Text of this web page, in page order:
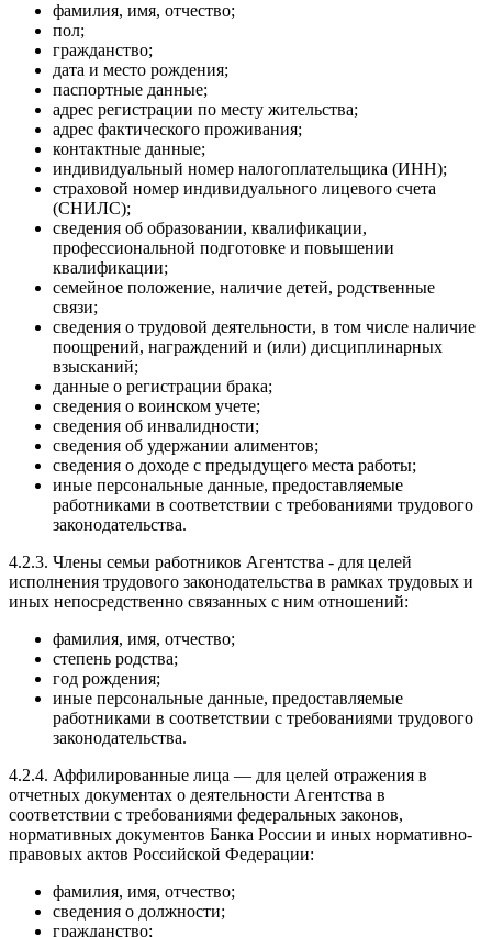
фамилия, имя, отчество;
пол;
гражданство;
дата и место рождения;
паспортные данные;
адрес регистрации по месту жительства;
адрес фактического проживания;
контактные данные;
индивидуальный номер налогоплательщика (ИНН);
страховой номер индивидуального лицевого счета
(СНИЛС);
сведения об образовании, квалификации,
профессиональной подготовке и повышении
квалификации;
семейное положение, наличие детей, родственные
связи;
сведения о трудовой деятельности, в том числе наличие
поощрений, награждений и (или) дисциплинарных
взысканий;
данные о регистрации брака;
сведения о воинском учете;
сведения об инвалидности;
сведения об удержании алиментов;
сведения о доходе с предыдущего места работы;
иные персональные данные, предоставляемые
работниками в соответствии с требованиями трудового
законодательства.
4.2.3. Члены семьи работников Агентства - для целей
исполнения трудового законодательства в рамках трудовых и
иных непосредственно связанных с ним отношений:
фамилия, имя, отчество;
степень родства;
год рождения;
иные персональные данные, предоставляемые
работниками в соответствии с требованиями трудового
законодательства.
4.2.4. Аффилированные лица — для целей отражения в
отчетных документах о деятельности Агентства в
соответствии с требованиями федеральных законов,
нормативных документов Банка России и иных нормативно-
правовых актов Российской Федерации:
фамилия, имя, отчество;
сведения о должности;
гражданство;